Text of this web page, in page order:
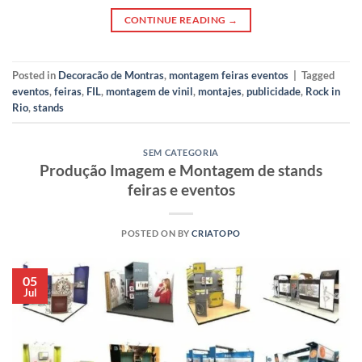
CONTINUE READING →
Posted in Decoracão de Montras,montagem feiras eventos
Tagged
eventos,feiras, FIL,montagem de vinil,montajes,publicidade, Rock in
Rio,stands
SEM CATEGORIA
Produção Imagem e Montagem de stands
feiras e eventos
POSTED ON BYCRIATOPO
05
Jul